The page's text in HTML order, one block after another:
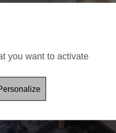
you want to activate